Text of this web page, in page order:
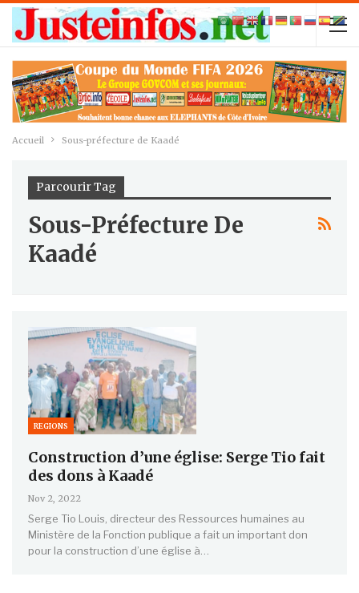
Accueil Sous-préfecture de Kaadé
Parcourir Tag
Sous-Préfecture De
Kaadé
REGIONS
Construction d’une église: Serge Tio fait
des dons à Kaadé
Nov 2, 2022
Serge Tio Louis, directeur des Ressources humaines au
Ministère de la Fonction publique a fait un important don
pour la construction d’une église à…